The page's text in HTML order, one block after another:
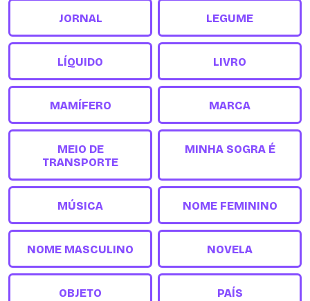
JORNAL LEGUME
LÍQUIDO LIVRO
MAMÍFERO MARCA
MEIO DE
TRANSPORTE
MINHA SOGRA É
MÚSICA NOME FEMININO
NOME MASCULINO NOVELA
OBJETO PAÍS